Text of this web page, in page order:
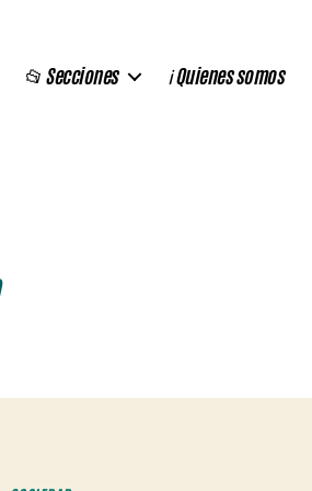
📂 Secciones ℹ️ Quienes somos